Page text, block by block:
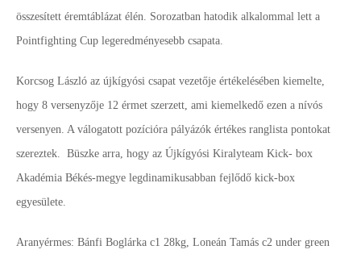
összesített éremtáblázat élén. Sorozatban hatodik alkalommal lett a
Pointfighting Cup legeredményesebb csapata.
Korcsog László az újkígyósi csapat vezetője értékelésében kiemelte,
hogy 8 versenyzője 12 érmet szerzett, ami kiemelkedő ezen a nívós
versenyen. A válogatott pozícióra pályázók értékes ranglista pontokat
szereztek. Büszke arra, hogy az Újkígyósi Kiralyteam Kick- box
Akadémia Békés-megye legdinamikusabban fejlődő kick-box
egyesülete.
Aranyérmes: Bánfi Boglárka c1 28kg, Loneán Tamás c2 under green